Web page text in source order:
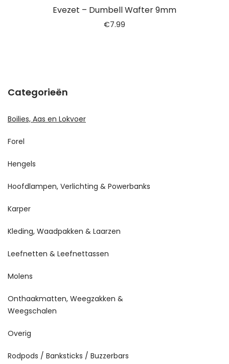
Evezet – Dumbell Wafter 9mm
€7.99
Categorieën
Boilies, Aas en Lokvoer
Forel
Hengels
Hoofdlampen, Verlichting & Powerbanks
Karper
Kleding, Waadpakken & Laarzen
Leefnetten & Leefnettassen
Molens
Onthaakmatten, Weegzakken &
Weegschalen
Overig
Rodpods / Banksticks / Buzzerbars